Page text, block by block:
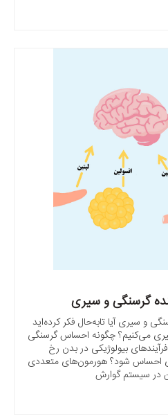
گرسنگی و سیری
و سیری آیا تابه‌حال فکر کرده‌اید
می‌کنیم؟ چگونه احساس گرسنگی
بیولوژیکی در بدن رخ
شود؟ هورمون‌های متعددی
سیستم گوارش